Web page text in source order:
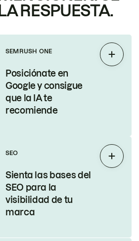
LA RESPUESTA.
SEMRUSH ONE
Posiciónate en
Google y consigue
que la IA te
recomiende
SEO
Sienta las bases del
SEO para la
visibilidad de tu
marca